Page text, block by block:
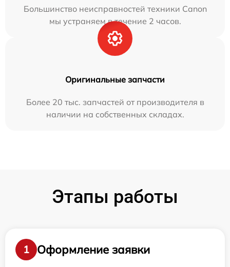
Большинство неисправностей техники Canon
мы устраняем в течение 2 часов.
Оригинальные запчасти
Более 20 тыс. запчастей от производителя в
наличии на собственных складах.
Этапы работы
1
Оформление заявки